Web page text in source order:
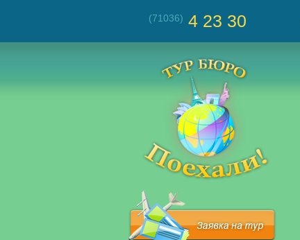
(71036) 4 23 30